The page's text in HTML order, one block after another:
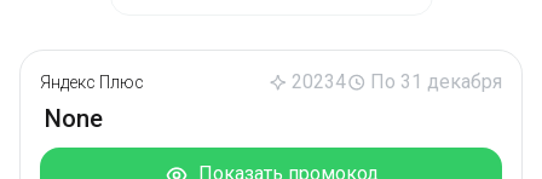
Яндекс Плюс 20234 По 31 декабря
None
Показать промокод